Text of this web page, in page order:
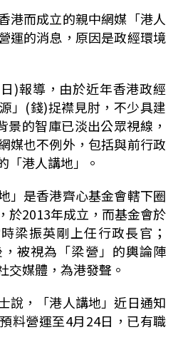
港而成立的親中網媒「港人
運的消息，原因是政經環境
)報導，由於近年香港政經
」(錢)捉襟見肘，不少具建
景的智庫已淡出公眾視線，
媒也不例外，包括與前行政
「港人講地」。
」是香港齊心基金會轄下圈
於2013年成立，而基金會於
梁振英剛上任行政長官；
，被視為「梁營」的輿論陣
交媒體，為港發聲。
說，「港人講地」近日通知
料營運至4月24日，已有職